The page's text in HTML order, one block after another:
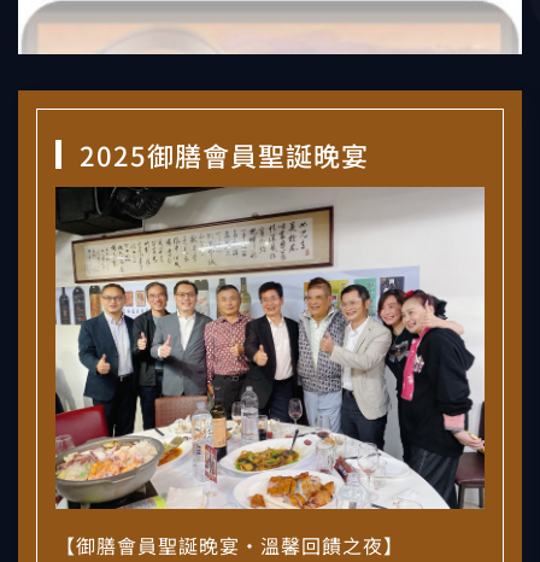
2025御膳會員聖誕晚宴
【御膳會員聖誕晚宴・溫馨回饋之夜】